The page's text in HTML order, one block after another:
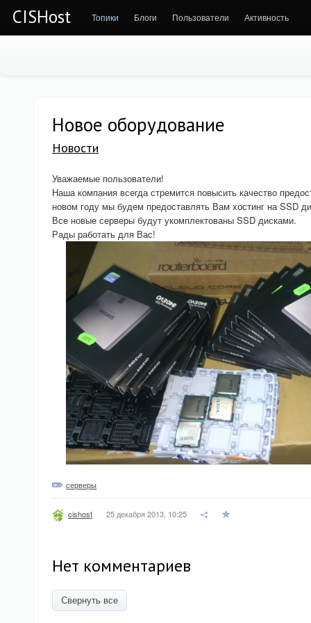
CISHost Топики Блоги Пользователи Активность
Новое оборудование
Новости
Уважаемые пользователи!
Наша компания всегда стремится повысить качество
новом году мы будем предоставлять Вам хостинг на SSD
Все новые серверы будут укомплектованы SSD дисками.
Рады работать для Вас!
серверы
cishost 25 декабря 2013, 10:25
Нет комментариев
Свернуть все